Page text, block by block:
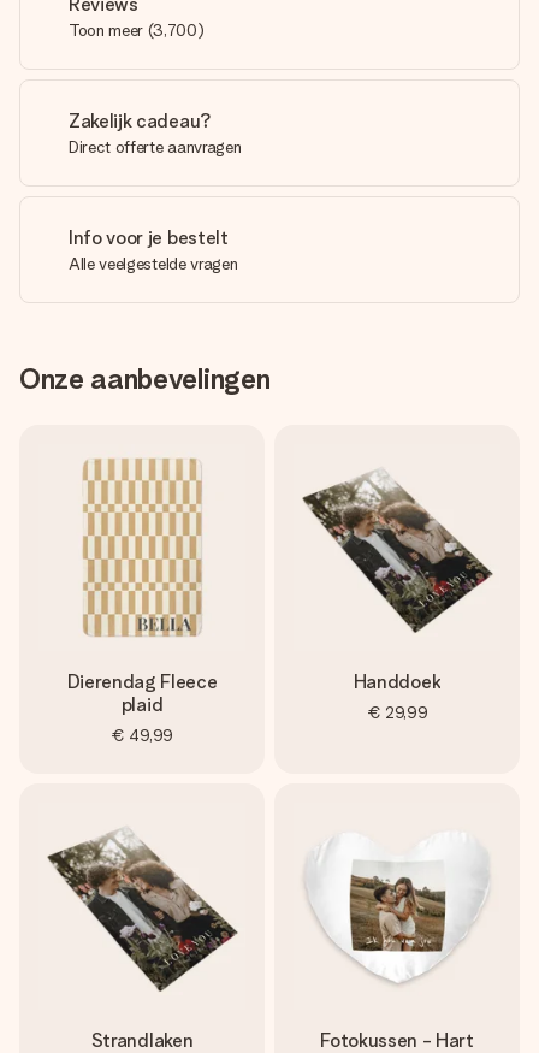
Toon meer (3,700)
Zakelijk cadeau?
Direct offerte aanvragen
Info voor je bestelt
Alle veelgestelde vragen
Onze aanbevelingen
Dierendag Fleece
plaid
€ 49,99
Handdoek
€ 29,99
Strandlaken Fotokussen - Hart